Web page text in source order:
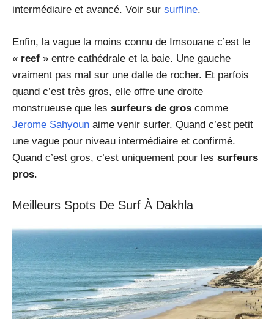
intermédiaire et avancé. Voir sur surfline.
Enfin, la vague la moins connu de Imsouane c’est le
« reef » entre cathédrale et la baie. Une gauche
vraiment pas mal sur une dalle de rocher. Et parfois
quand c’est très gros, elle offre une droite
monstrueuse que les surfeurs de gros comme
Jerome Sahyoun aime venir surfer. Quand c’est petit
une vague pour niveau intermédiaire et confirmé.
Quand c’est gros, c’est uniquement pour les surfeurs
pros.
Meilleurs Spots De Surf À Dakhla